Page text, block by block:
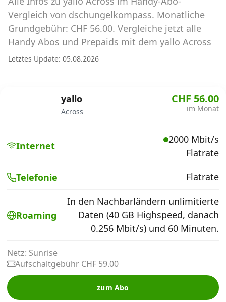
Abos für Tablets, Hotspots und Smart
Watches
Tarifrechner Handy-Abo
Der gute alte Tarifrechner im neuen Design
Alle Anbieter
Handy-Abo-Aktionen
Handy-Abo kündigen oder
wechseln
Alle Mobile-Vergleiche
Internet, TV, Telefon
Vergleich von dschungelkompass. Monatliche
Grundgebühr: CHF 56.00. Vergleiche jetzt alle
Handy Abos und Prepaids mit dem yallo Across
Letztes Update: 05.08.2026
yallo
Across
CHF 56.00
im Monat
Internet
2000 Mbit/s
Flatrate
Telefonie Flatrate
Roaming
In den Nachbarländern unlimitierte
Daten (40 GB Highspeed, danach
0.256 Mbit/s) und 60 Minuten.
Netz: Sunrise
Aufschaltgebühr CHF 59.00
zum Abo